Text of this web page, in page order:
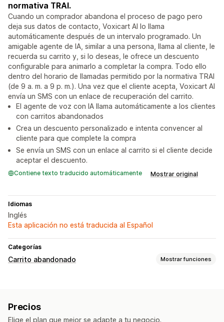
normativa TRAI.
Cuando un comprador abandona el proceso de pago pero
deja sus datos de contacto, Voxicart AI lo llama
automáticamente después de un intervalo programado. Un
amigable agente de IA, similar a una persona, llama al cliente, le
recuerda su carrito y, si lo deseas, le ofrece un descuento
configurable para animarlo a completar la compra. Todo ello
dentro del horario de llamadas permitido por la normativa TRAI
(de 9 a. m. a 9 p. m.). Una vez que el cliente acepta, Voxicart AI
envía un SMS con un enlace de recuperación del carrito.
El agente de voz con IA llama automáticamente a los clientes
con carritos abandonados
Crea un descuento personalizado e intenta convencer al
cliente para que complete la compra
Se envía un SMS con un enlace al carrito si el cliente decide
aceptar el descuento.
Contiene texto traducido automáticamente Mostrar original
Idiomas
Inglés
Esta aplicación no está traducida al Español
Categorías
Carrito abandonado Mostrar funciones
Mensajería en múltiples canales
Precios
Elige el plan que mejor se adapte a tu negocio.